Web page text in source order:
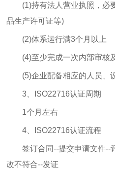
(1)持有法人营业执照，必
品生产许可证等)
(2)体系运行满3个月以上
(4)至少完成一次内部审核
(5)企业配备相应的人员、
3、ISO22716认证周期
1个月左右
4、ISO22716认证流程
签订合同--提交申请文件--
改不符合--发证